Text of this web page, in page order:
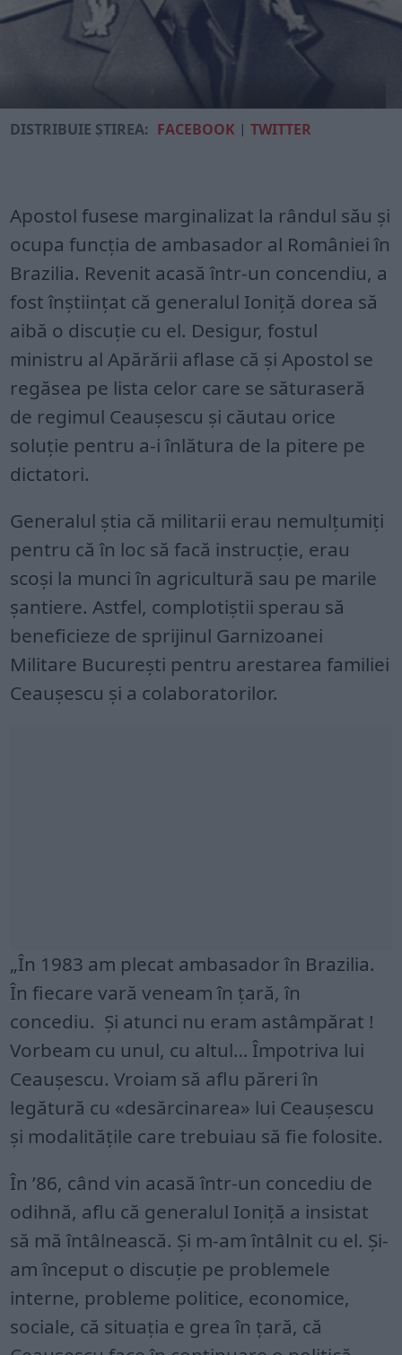
DISTRIBUIE ȘTIREA: FACEBOOK |TWITTER
Apostol fusese marginalizat la rândul său şi
ocupa funcţia de ambasador al României în
Brazilia. Revenit acasă într-un concendiu, a
fost înştiinţat că generalul Ioniţă dorea să
aibă o discuţie cu el. Desigur, fostul
ministru al Apărării aflase că şi Apostol se
regăsea pe lista celor care se săturaseră
de regimul Ceauşescu şi căutau orice
soluţie pentru a-i înlătura de la pitere pe
dictatori.
Generalul ştia că militarii erau nemulțumiți
pentru că în loc să facă instrucție, erau
scoşi la munci în agricultură sau pe marile
șantiere. Astfel, complotiștii sperau să
beneficieze de sprijinul Garnizoanei
Militare București pentru arestarea familiei
Ceaușescu și a colaboratorilor.
„În 1983 am plecat ambasador în Brazilia.
În fiecare vară veneam în țară, în
concediu. Și atunci nu eram astâmpărat !
Vorbeam cu unul, cu altul… Împotriva lui
Ceauşescu. Vroiam să aflu păreri în
legătură cu «desărcinarea» lui Ceauşescu
şi modalităţile care trebuiau să fie folosite.
În ’86, când vin acasă într-un concediu de
odihnă, aflu că generalul Ioniţă a insistat
să mă întâlnească. Şi m-am întâlnit cu el. Şi-
am început o discuţie pe problemele
interne, probleme politice, economice,
sociale, că situaţia e grea în țară, că